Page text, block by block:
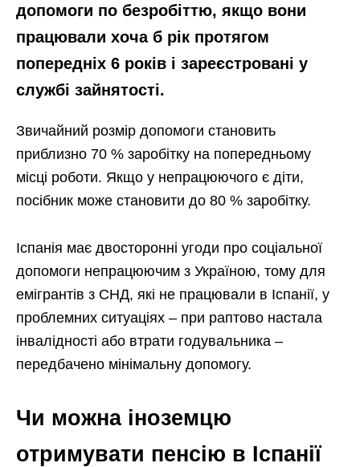
допомоги по безробіттю, якщо вони
працювали хоча б рік протягом
попередніх 6 років і зареєстровані у
службі зайнятості.
Звичайний розмір допомоги становить
приблизно 70 % заробітку на попередньому
місці роботи. Якщо у непрацюючого є діти,
посібник може становити до 80 % заробітку.
Іспанія має двосторонні угоди про соціальної
допомоги непрацюючим з Україною, тому для
емігрантів з СНД, які не працювали в Іспанії, у
проблемних ситуаціях – при раптово настала
інвалідності або втрати годувальника –
передбачено мінімальну допомогу.
Чи можна іноземцю
отримувати пенсію в Іспанії